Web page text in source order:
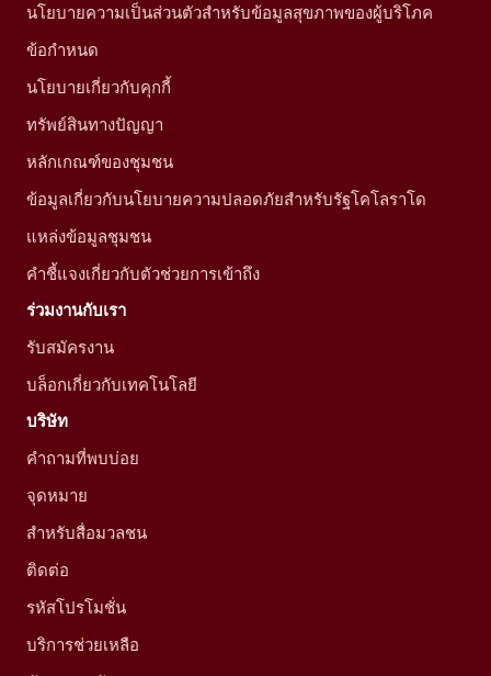
นโยบายความเป็นส่วนตัวสำหรับข้อมูลสุขภาพของผู้บริโภค
ข้อกำหนด
นโยบายเกี่ยวกับคุกกี้
ทรัพย์สินทางปัญญา
หลักเกณฑ์ของชุมชน
ข้อมูลเกี่ยวกับนโยบายความปลอดภัยสำหรับรัฐโคโลราโด
แหล่งข้อมูลชุมชน
คำชี้แจงเกี่ยวกับตัวช่วยการเข้าถึง
ร่วมงานกับเรา
รับสมัครงาน
บล็อกเกี่ยวกับเทคโนโลยี
บริษัท
คำถามที่พบบ่อย
จุดหมาย
สำหรับสื่อมวลชน
ติดต่อ
รหัสโปรโมชั่น
บริการช่วยเหลือ